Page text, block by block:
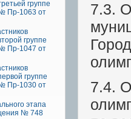
группе
Пр-1063 от
группе
Пр-1047 от
группе
Пр-1030 от
этапа
№ 748
7.3.
7.4.